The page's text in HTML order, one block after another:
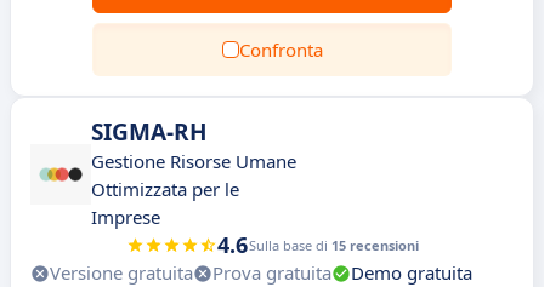
Confronta
SIGMA-RH
Gestione Risorse Umane
Ottimizzata per le
Imprese
4.6Sulla base di 15 recensioni
Versione gratuita Prova gratuita
Demo gratuita